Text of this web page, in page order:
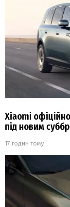
Xiaomi
під новим
17 годин тому